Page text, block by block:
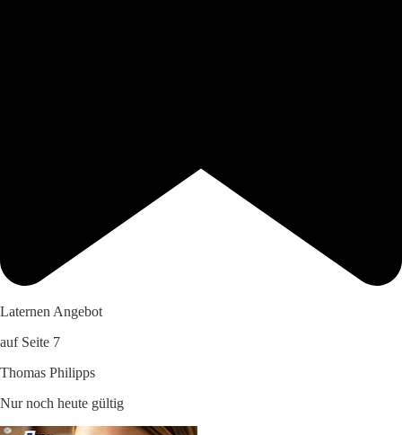
Laternen Angebot
auf Seite 7
Thomas Philipps
Nur noch heute gültig